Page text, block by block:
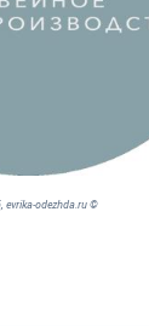
odezhda.ru ©